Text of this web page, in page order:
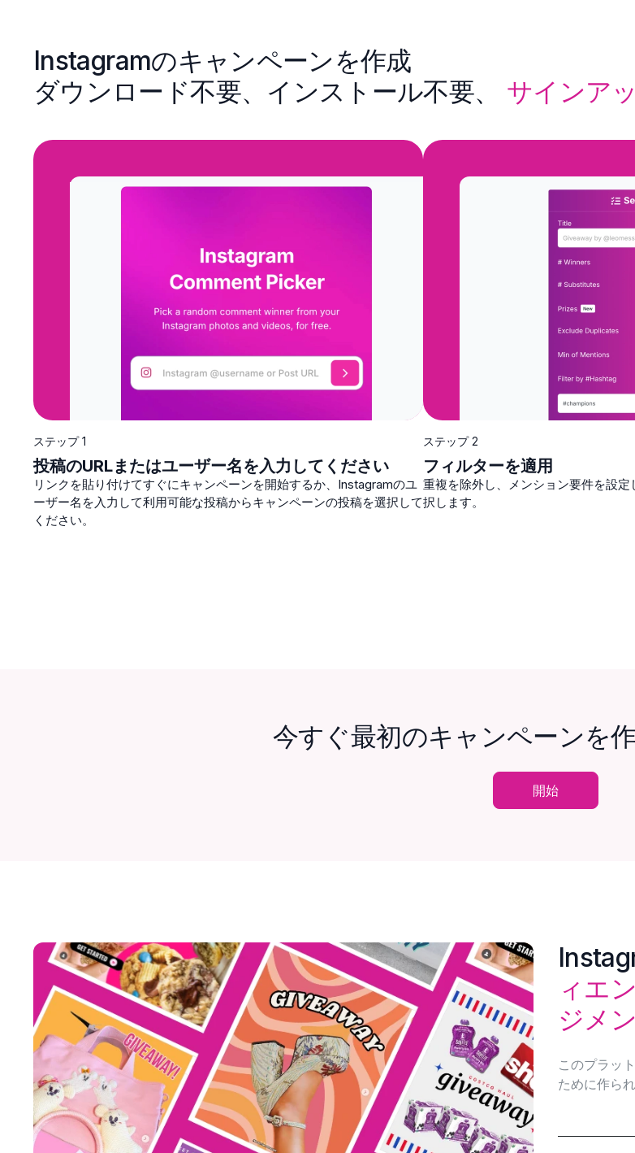
Instagramのキャンペーンを作成
ダウンロード不要、インストール不要、 サインア
ステップ 1
投稿のURLまたはユーザー名を入力してください
リンクを貼り付けてすぐにキャンペーンを開始するか、Instagramのユ
ーザー名を入力して利用可能な投稿からキャンペーンの投稿を選択して
ください。
ステップ 2
フィルターを適用
重複を除外し、メンション要件を設
択します。
今すぐ最初のキャンペーンを
開始
ィエ
ジメ
このプラッ
ために作ら